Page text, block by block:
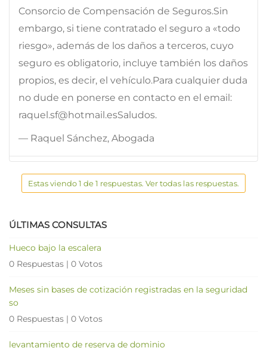
Consorcio de Compensación de Seguros.Sin
embargo, si tiene contratado el seguro a «todo
riesgo», además de los daños a terceros, cuyo
seguro es obligatorio, incluye también los daños
propios, es decir, el vehículo.Para cualquier duda
no dude en ponerse en contacto en el email:
raquel.sf@hotmail.esSaludos.
— Raquel Sánchez, Abogada
Estas viendo 1 de 1 respuestas. Ver todas las respuestas.
ÚLTIMAS CONSULTAS
Hueco bajo la escalera
0 Respuestas | 0 Votos
Meses sin bases de cotización registradas en la seguridad
so
0 Respuestas | 0 Votos
levantamiento de reserva de dominio